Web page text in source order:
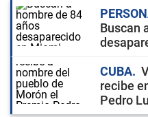
Buscan
CUBA
recibe
Pedro